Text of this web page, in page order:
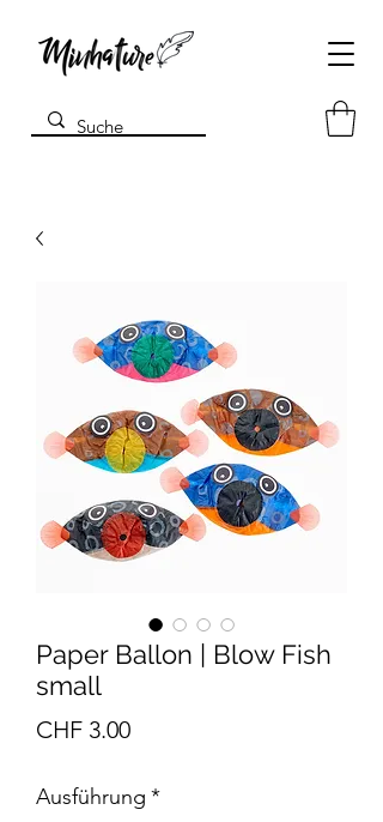
Paper Ballon | Blow Fish
small
CHF 3.00Preis
Ausführung *